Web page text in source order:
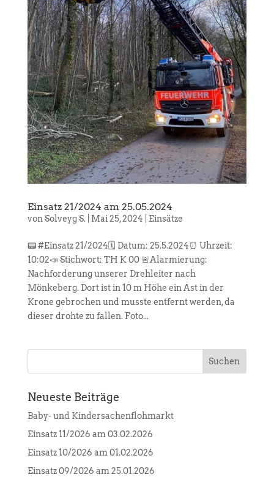
Einsatz 21/2024 am 25.05.2024
vonSolveyg S.| Mai 25, 2024 Einsätze
📟 #Einsatz 21/2024🗓️ Datum: 25.5.2024⏰ Uhrzeit:
10:02📣 Stichwort: TH K 00 🚨Alarmierung:
Nachforderung unserer Drehleiter nach
Mönkeberg. Dort ist in 10 m Höhe ein Ast in der
Krone gebrochen und musste entfernt werden, da
dieser drohte zu fallen. Foto...
Neueste Beiträge
Baby- und Kindersachenflohmarkt
Einsatz 11/2026 am 03.02.2026
Einsatz 10/2026 am 01.02.2026
Einsatz 09/2026 am 25.01.2026